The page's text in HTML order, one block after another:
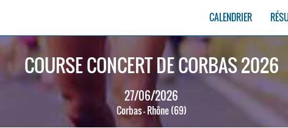
CALENDRIER
COURSE CONCERT DE CORBAS 2026
27/06/2026
Corbas - Rhône (69)